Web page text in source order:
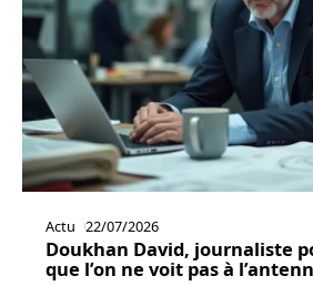
Actu 22/07/2026
Doukhan David, journaliste
que l’on ne voit pas à